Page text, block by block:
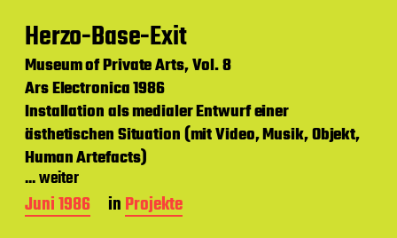
t
r
a
g
s
d
a
t
u
m
Herzo-Base-Exit
Museum of Private Arts, Vol. 8
Ars Electronica 1986
Installation als medialer Entwurf einer
ästhetischen Situation (mit Video, Musik, Objekt,
Human Artefacts)
... weiter
B
e
Juni 1986 inProjekte